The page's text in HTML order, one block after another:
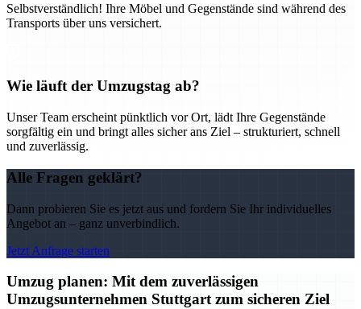
Selbstverständlich! Ihre Möbel und Gegenstände sind während des
Transports über uns versichert.
Wie läuft der Umzugstag ab?
Unser Team erscheint pünktlich vor Ort, lädt Ihre Gegenstände
sorgfältig ein und bringt alles sicher ans Ziel – strukturiert, schnell
und zuverlässig.
Alle Fragen geklärt?
Dann probieren Sie es jetzt aus und fordern Sie Ihr individuelles
Angebot an – ganz unverbindlich.
Jetzt Anfrage starten
Umzug planen: Mit dem zuverlässigen
Umzugsunternehmen Stuttgart zum sicheren Ziel